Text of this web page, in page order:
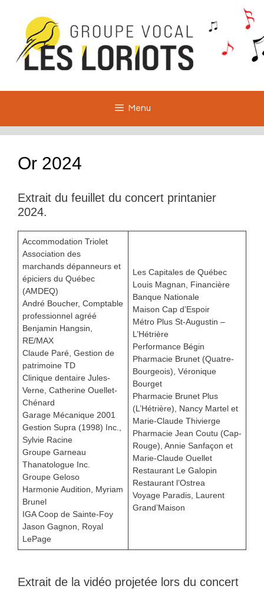
contenu
Menu
Or 2024
Extrait du feuillet du concert printanier
2024.
Accommodation Triolet
Association des
marchands dépanneurs et
épiciers du Québec
(AMDEQ)
André Boucher, Comptable
professionnel agréé
Benjamin Hangsin,
RE/MAX
Claude Paré, Gestion de
patrimoine TD
Clinique dentaire Jules-
Verne, Catherine Ouellet-
Chénard
Garage Mécanique 2001
Gestion Supra (1998) Inc.,
Sylvie Racine
Groupe Garneau
Thanatologue Inc.
Groupe Geloso
Harmonie Audition, Myriam
Brunel
IGA Coop de Sainte-Foy
Jason Gagnon, Royal
LePage
Les Capitales de Québec
Louis Magnan, Financière
Banque Nationale
Maison Cap d’Espoir
Métro Plus St-Augustin –
L’Hétrière
Performance Bégin
Pharmacie Brunet (Quatre-
Bourgeois), Véronique
Bourget
Pharmacie Brunet Plus
(L’Hétrière), Nancy Martel et
Marie-Claude Thivierge
Pharmacie Jean Coutu (Cap-
Rouge), Annie Sanfaçon et
Marie-Claude Ouellet
Restaurant Le Galopin
Restaurant l’Ostrea
Voyage Paradis, Laurent
Grand’Maison
Extrait de la vidéo projetée lors du concert